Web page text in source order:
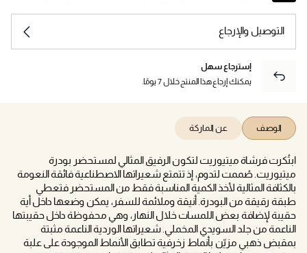
التوصيل والإرجاع
إسترجاع سهل
يمكنك إرجاع هذا المنتج خلال 7 يومًا.
الوصف عن الماركة
ابتُكرت فرشاة ميتيوريت لتكون الرفيق المثالي لمستحضر بودرة
ميتيوريت. صُممت لتدوم، إذ تتمتع شعيراتها الاصطناعية فائقة النعومة
بالكثافة المثالية لأخذ الكمية المناسبة فقط من المستحضر فتعطي
طبقة رقيقة من البودرة. أنيقة وملائمة للسفر، يمكن وضعها داخل أية
حقيبة لإضافة بعض اللمسات خلال النهار، وهي محفوظة داخل حقيبتها
الناعمة من جلد السويدي المخملي. شعيراتها الوردية الناعمة مثبتة
بمقبض ذهبي مزيّن بأنماط زخرفية تطابق الأنماط الموجودة على علبة